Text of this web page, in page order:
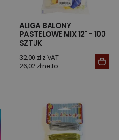
ALIGA BALONY
PASTELOWE MIX 12" - 100
SZTUK
32,00 zł z VAT
26,02 zł netto